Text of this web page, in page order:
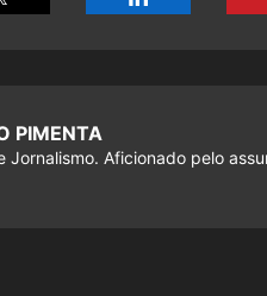
PIMENTA
Jornalismo. Aficionado pelo